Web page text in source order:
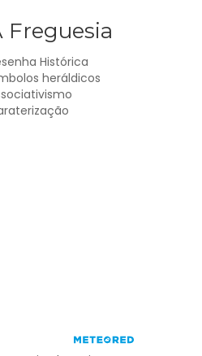
Freguesia
Histórica
heráldicos